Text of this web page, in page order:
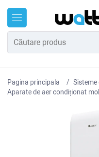
Pagina principala
Sisteme
Aparate de aer condiționat